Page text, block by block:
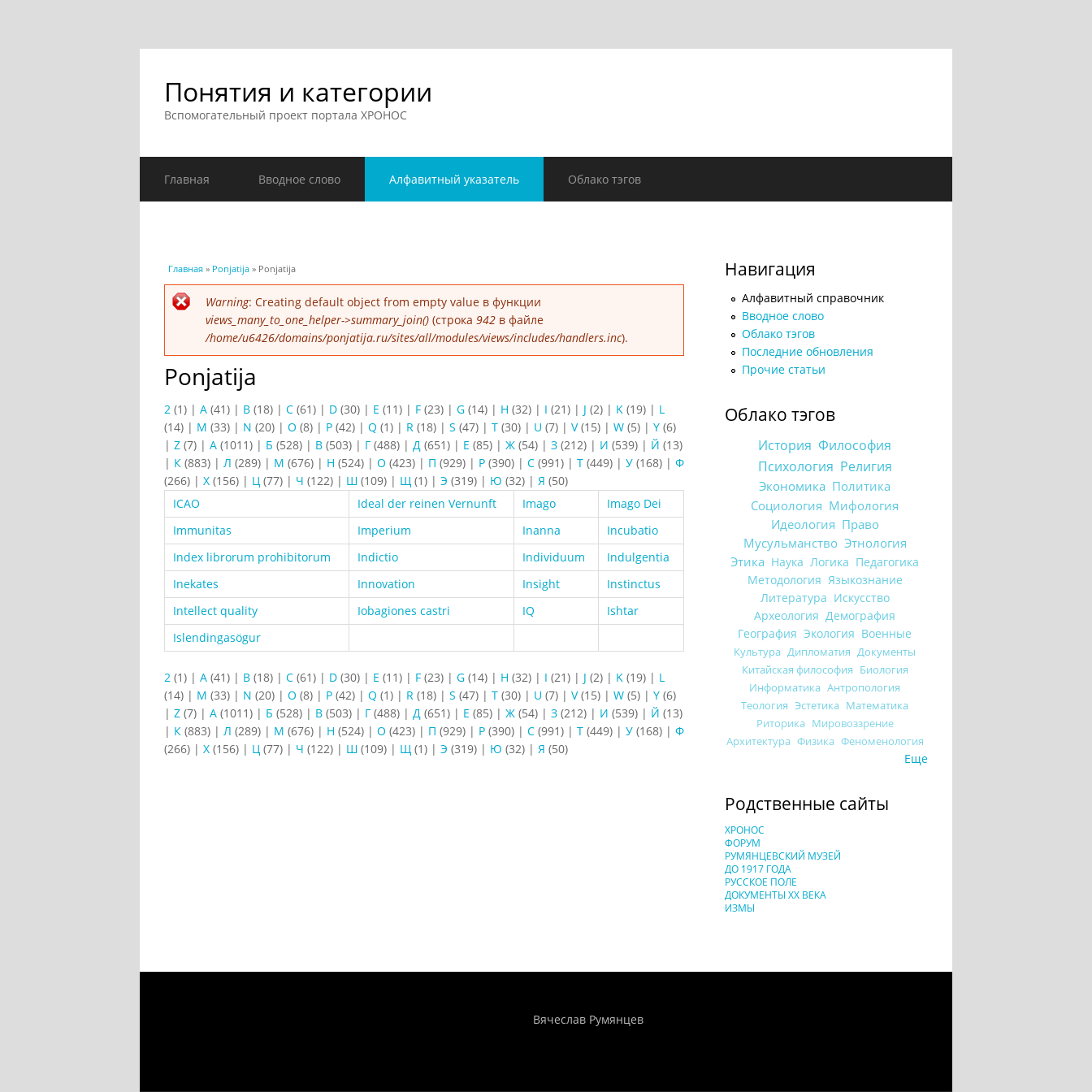
Понятия и категории
Вспомогательный проект портала ХРОНОС
Главная Вводное слово Алфавитный указатель Облако тэгов
Вы здесь
Главная » Ponjatija » Ponjatija
Сообщение об ошибке
Warning: Creating default object from empty value в функции
views_many_to_one_helper->summary_join() (строка 942 в файле
/home/u6426/domains/ponjatija.ru/sites/all/modules/views/includes/handlers.inc).
Ponjatija
2 (1) | A (41) | B (18) | C (61) | D (30) | E (11) | F (23) | G (14) | H (32) | I (21) | J (2) | K (19) | L
(14) | M (33) | N (20) | O (8) | P (42) | Q (1) | R (18) | S (47) | T (30) | U (7) | V(15) | W (5) | Y (6)
| Z (7) | А (1011) | Б (528) | В (503) | Г (488) | Д (651) | Е (85) | Ж (54) | З (212) | И (539) | Й (13)
| К (883) | Л (289) | М (676) | Н (524) | О (423) | П (929) | Р (390) | С (991) | Т (449) | У (168) | Ф
(266) | Х (156) | Ц (77) | Ч (122) | Ш (109) | Щ (1) | Э (319) | Ю (32) | Я (50)
ICAO
Ideal der reinen Vernunft Imago
Imago Dei
Immunitas
Imperium Inanna
Incubatio
Index librorum prohibitorum
Indictio Individuum
Indulgentia
Inekates
Innovation Insight
Instinctus
Intellect quality
Iobagiones castri IQ
Ishtar
Islendingasögur
2 (1) | A (41) | B (18) | C (61) | D (30) | E (11) | F (23) | G (14) | H (32) | I (21) | J (2) | K (19) | L
(14) | M (33) | N (20) | O (8) | P (42) | Q (1) | R (18) | S (47) | T (30) | U (7) | V(15) | W (5) | Y (6)
| Z (7) | А (1011) | Б (528) | В (503) | Г (488) | Д (651) | Е (85) | Ж (54) | З (212) | И (539) | Й (13)
| К (883) | Л (289) | М (676) | Н (524) | О (423) | П (929) | Р (390) | С (991) | Т (449) | У (168) | Ф
(266) | Х (156) | Ц (77) | Ч (122) | Ш (109) | Щ (1) | Э (319) | Ю (32) | Я (50)
Навигация
Алфавитный справочник
Вводное слово
Облако тэгов
Последние обновления
Прочие статьи
Облако тэгов
История Философия
Психология Религия
Экономика Политика
Социология Мифология
Идеология Право
Мусульманство Этнология
Этика Наука Логика Педагогика
Методология Языкознание
Литература Искусство
Археология Демография
География Экология Военные
Культура Дипломатия Документы
Китайская философия Биология
Информатика Антропология
Теология Эстетика Математика
Риторика Мировоззрение
Архитектура Физика Феноменология
Еще
Родственные сайты
ХРОНОС
ФОРУМ
РУМЯНЦЕВСКИЙ МУЗЕЙ
ДО 1917 ГОДА
РУССКОЕ ПОЛЕ
ДОКУМЕНТЫ XX ВЕКА
ИЗМЫ
Вячеслав Румянцев